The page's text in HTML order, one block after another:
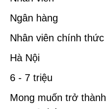
Ngân hàng
Nhân viên chính thức
Hà Nội
6 - 7 triệu
Mong muốn trở